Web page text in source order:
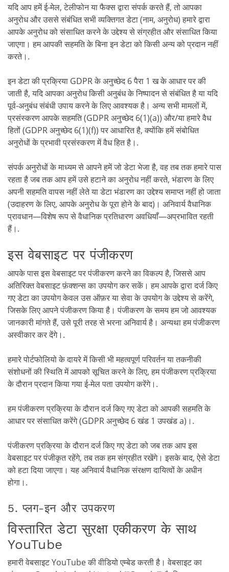
यदि आप हमें ई-मेल, टेलीफोन या फैक्स द्वारा संपर्क करते हैं, तो आपका
अनुरोध और उससे संबंधित सभी व्यक्तिगत डेटा (नाम, अनुरोध) हमारे द्वारा
आपके अनुरोध को संसाधित करने के उद्देश्य से संग्रहीत और संसाधित किया
जाएगा। हम आपकी सहमति के बिना इन डेटा को किसी अन्य को प्रदान नहीं
करते।.
इन डेटा की प्रक्रिया GDPR के अनुच्छेद 6 पैरा 1 ख के आधार पर की
जाती है, यदि आपका अनुरोध किसी अनुबंध के निष्पादन से संबंधित है या यदि
पूर्व-अनुबंध संबंधी उपाय करने के लिए आवश्यक है। अन्य सभी मामलों में,
प्रसंस्करण आपके सहमति (GDPR अनुच्छेद 6(1)(a)) और/या हमारे वैध
हितों (GDPR अनुच्छेद 6(1)(f)) पर आधारित है, क्योंकि हमें संबोधित
अनुरोधों के प्रभावी प्रसंस्करण में वैध हित है।.
संपर्क अनुरोधों के माध्यम से आपने हमें जो डेटा भेजा है, वह तब तक हमारे पास
रहता है जब तक आप हमें उसे हटाने का अनुरोध नहीं करते, भंडारण के लिए
अपनी सहमति वापस नहीं लेते या डेटा भंडारण का उद्देश्य समाप्त नहीं हो जाता
(उदाहरण के लिए, आपके अनुरोध के पूरा होने के बाद)। अनिवार्य वैधानिक
प्रावधान—विशेष रूप से वैधानिक प्रतिधारण अवधियाँ—अप्रभावित रहती
हैं।.
इस वेबसाइट पर पंजीकरण
आपके पास इस वेबसाइट पर पंजीकरण करने का विकल्प है, जिससे आप
अतिरिक्त वेबसाइट फ़ंक्शन्स का उपयोग कर सकें। हम आपके द्वारा दर्ज किए
गए डेटा का उपयोग केवल उस ऑफ़र या सेवा के उपयोग के उद्देश्य से करेंगे,
जिसके लिए आपने पंजीकरण किया है। पंजीकरण के समय हम जो आवश्यक
जानकारी मांगते हैं, उसे पूरी तरह से भरना अनिवार्य है। अन्यथा हम पंजीकरण
अस्वीकार कर देंगे।.
हमारे पोर्टफोलियो के दायरे में किसी भी महत्वपूर्ण परिवर्तन या तकनीकी
संशोधनों की स्थिति में आपको सूचित करने के लिए, हम पंजीकरण प्रक्रिया
के दौरान प्रदान किया गया ई-मेल पता उपयोग करेंगे।.
हम पंजीकरण प्रक्रिया के दौरान दर्ज किए गए डेटा को आपकी सहमति के
आधार पर संसाधित करेंगे (GDPR अनुच्छेद 6 खंड 1 उपखंड a)।.
पंजीकरण प्रक्रिया के दौरान दर्ज किए गए डेटा को जब तक आप इस
वेबसाइट पर पंजीकृत रहेंगे, तब तक हम संग्रहीत रखेंगे। इसके बाद, ऐसे डेटा
को हटा दिया जाएगा। यह अनिवार्य वैधानिक संरक्षण दायित्वों के अधीन
होगा।.
5. प्लग-इन और उपकरण
विस्तारित डेटा सुरक्षा एकीकरण के साथ
YouTube
हमारी वेबसाइट YouTube की वीडियो एम्बेड करती है। वेबसाइट का